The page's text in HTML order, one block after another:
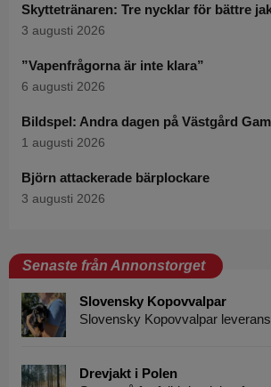
Skyttetränaren: Tre nycklar för bättre
3 augusti 2026
”Vapenfrågorna är inte klara”
6 augusti 2026
Bildspel: Andra dagen på Västgård
1 augusti 2026
Björn attackerade bärplockare
3 augusti 2026
Senaste från Annonstorget
Slovensky Kopovvalpar
Slovensky Kopovvalpar
Drevjakt i Polen